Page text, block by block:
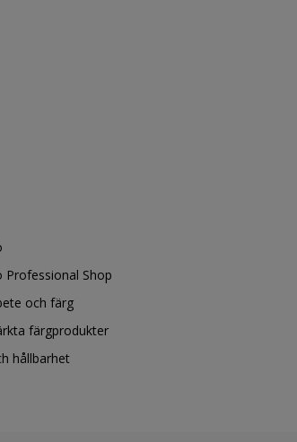
Professional Shop
och färg
färgprodukter
hållbarhet